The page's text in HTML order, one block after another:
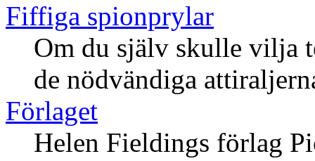
Fiffiga spionprylar
Om du själv skulle vilja
de nödvändiga
Förlaget
Helen Fieldings förlag